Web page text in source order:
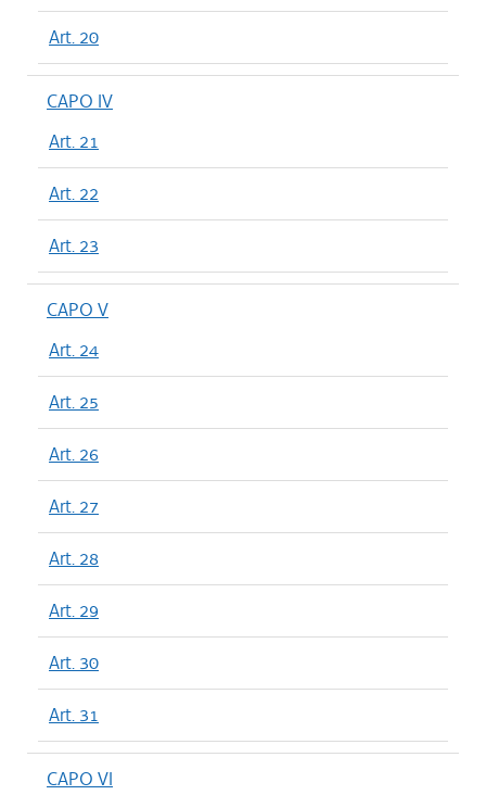
Art. 20
CAPO IV
Art. 21
Art. 22
Art. 23
CAPO V
Art. 24
Art. 25
Art. 26
Art. 27
Art. 28
Art. 29
Art. 30
Art. 31
CAPO VI